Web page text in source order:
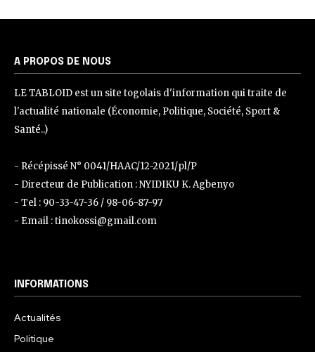
A PROPOS DE NOUS
LE TABLOID est un site togolais d'information qui traite de
l'actualité nationale (Économie, Politique, Société, Sport &
Santé..)
- Récépissé N° 0041/HAAC/12-2021/pl/P
- Directeur de Publication : NYIDIKU K. Agbenyo
- Tel : 90-33-47-36 / 98-06-87-97
- Email : tinokossi@gmail.com
INFORMATIONS
Actualités
Politique